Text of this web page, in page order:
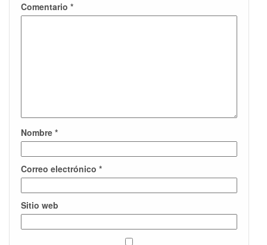
Comentario *
Nombre *
Correo electrónico *
Sitio web